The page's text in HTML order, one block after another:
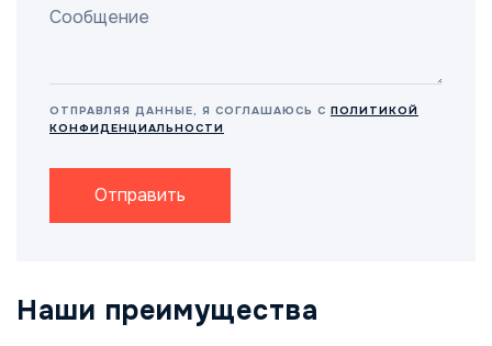
ОТПРАВЛЯЯ ДАННЫЕ, Я СОГЛАШАЮСЬ С ПОЛИТИКОЙ
КОНФИДЕНЦИАЛЬНОСТИ
Отправить
Наши преимущества